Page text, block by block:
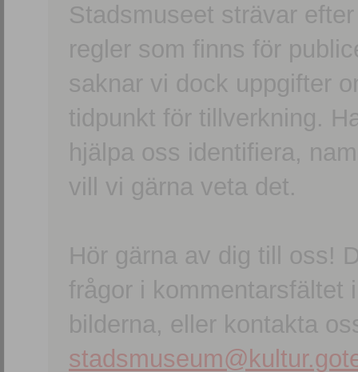
Stadsmuseet strävar
regler som finns för
saknar vi dock uppgifter
tidpunkt för tillverkning.
hjälpa oss identifiera,
vill vi gärna veta det.
Hör gärna av dig till oss!
frågor i kommentarsfältet
bilderna, eller kontakta